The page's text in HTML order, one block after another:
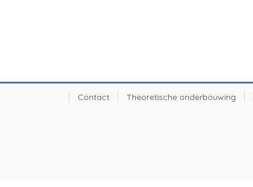
Contact Theoretische onderbouwing